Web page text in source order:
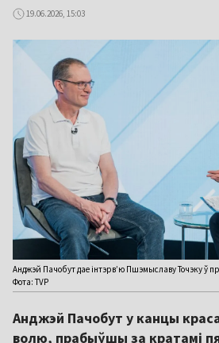
19.06.2026, 15:03
Анджэй Пачобут дае інтэрв’ю Пшэмыславу Точэку ў
Фота: TVP
Анджэй Пачобут у канцы
волю, прабыўшы за кратамі